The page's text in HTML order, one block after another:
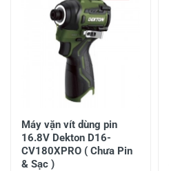
Máy vặn vít dùng pin
16.8V Dekton D16-
CV180XPRO ( Chưa Pin
& Sạc )